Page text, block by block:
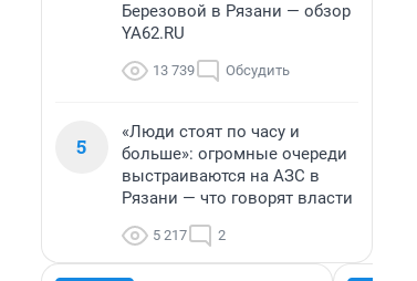
Березовой в Рязани — обзор
YA62.RU
13 739 Обсудить
5
«Люди стоят по часу и
больше»: огромные очереди
выстраиваются на АЗС в
Рязани — что говорят власти
5 217 2